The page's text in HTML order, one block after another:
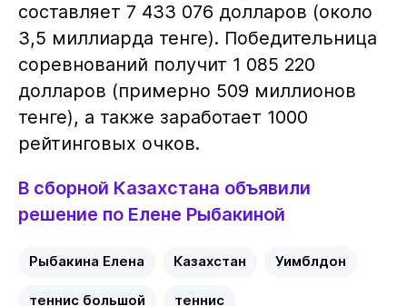
составляет 7 433 076 долларов (около
3,5 миллиарда тенге). Победительница
соревнований получит 1 085 220
долларов (примерно 509 миллионов
тенге), а также заработает 1000
рейтинговых очков.
В сборной Казахстана объявили
решение по Елене Рыбакиной
Рыбакина Елена Казахстан Уимблдон
теннис большой теннис